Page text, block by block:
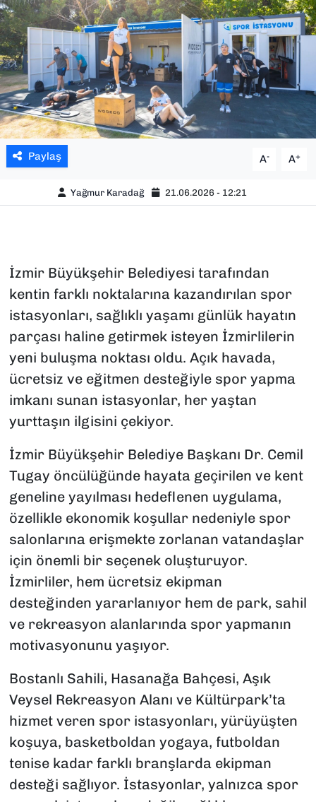
Paylaş A- A+
Yağmur Karadağ 21.06.2026 - 12:21
İzmir Büyükşehir Belediyesi tarafından
kentin farklı noktalarına kazandırılan spor
istasyonları, sağlıklı yaşamı günlük hayatın
parçası haline getirmek isteyen İzmirlilerin
yeni buluşma noktası oldu. Açık havada,
ücretsiz ve eğitmen desteğiyle spor yapma
imkanı sunan istasyonlar, her yaştan
yurttaşın ilgisini çekiyor.
İzmir Büyükşehir Belediye Başkanı Dr. Cemil
Tugay öncülüğünde hayata geçirilen ve kent
geneline yayılması hedeflenen uygulama,
özellikle ekonomik koşullar nedeniyle spor
salonlarına erişmekte zorlanan vatandaşlar
için önemli bir seçenek oluşturuyor.
İzmirliler, hem ücretsiz ekipman
desteğinden yararlanıyor hem de park, sahil
ve rekreasyon alanlarında spor yapmanın
motivasyonunu yaşıyor.
Bostanlı Sahili, Hasanağa Bahçesi, Aşık
Veysel Rekreasyon Alanı ve Kültürpark’ta
hizmet veren spor istasyonları, yürüyüşten
koşuya, basketboldan yogaya, futboldan
tenise kadar farklı branşlarda ekipman
desteği sağlıyor. İstasyonlar, yalnızca spor
YEREL YÖNETİMLER